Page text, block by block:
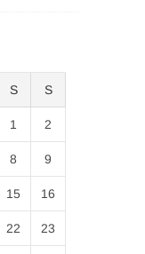
S S
1 2
8 9
15 16
22 23